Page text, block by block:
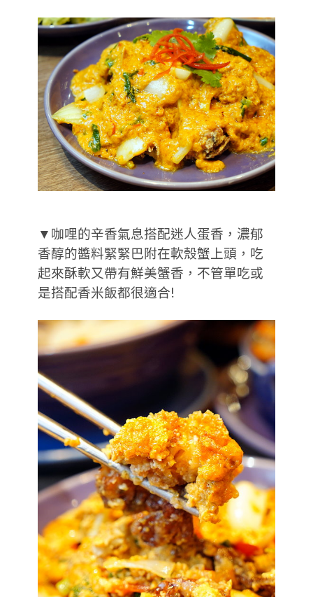
▼咖哩的辛香氣息搭配迷人蛋香，濃郁
香醇的醬料緊緊巴附在軟殼蟹上頭，吃
起來酥軟又帶有鮮美蟹香，不管單吃或
是搭配香米飯都很適合!